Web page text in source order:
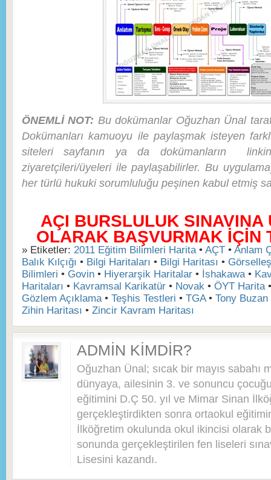
ÖNEMLİ NOT: Bu dokümanlar Oğuzhan Ünal
Dokümanları kamuoyu ile paylaşmak isteyen
siteleri sayfanın ya da dokümanların
ziyaretçileri/üyeleri ile paylaşabilirler. Bu
her türlü hukuki sorumluluğu peşinen kabul etmiş
AÇI BURSLULUK SINAVINA
OLARAK BAŞVURMAK İÇİN
» Etiketler: 2011 Eğitim Bilimleri Harita• AÇT • Anlam
Balık Kılçığı • Bilgi Haritaları • Bilgi Haritası •
Bilimleri • Govin • Hiyerarşik Haritalar • İshakawa•
Haritaları • Kavramsal Karikatür • Novak • ÖYT Harita
Gözlem Açıklama• Teşhis Testleri • TGA• Tony Buzan
Zihin Haritası • Zincir Kavram Haritası
ADMIN KIMDIR?
Oğuzhan Ünal; sıcak bir mayıs sabahı
dünyaya, ailesinin 3. ve sonuncu
eğitimini D.Ç 50. yıl ve Mimar Sinan
gerçekleştirdikten sonra ortaokul
İlköğretim okulunda okul ikincisi olarak
sonunda gerçekleştirilen fen liseleri
Lisesini kazandı.